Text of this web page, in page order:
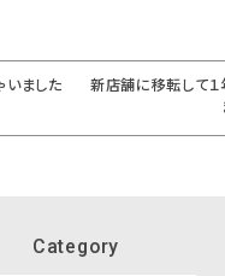
いました
新店舗に移転して１
Category